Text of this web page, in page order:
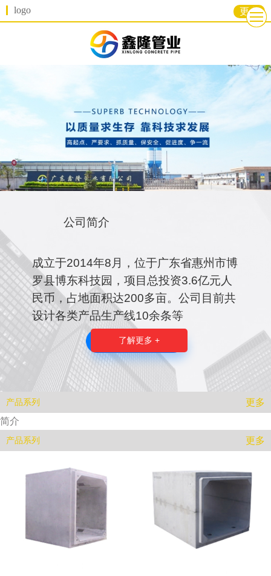
logo 更多
了解更多 +
成立于2014年8月，位于广东省惠州市博
罗县博东科技园，项目总投资3.6亿元人
民币，占地面积达200多亩。公司目前共
设计各类产品生产线10余条等
公司简介
产品系列
更多
简介
产品系列 更多